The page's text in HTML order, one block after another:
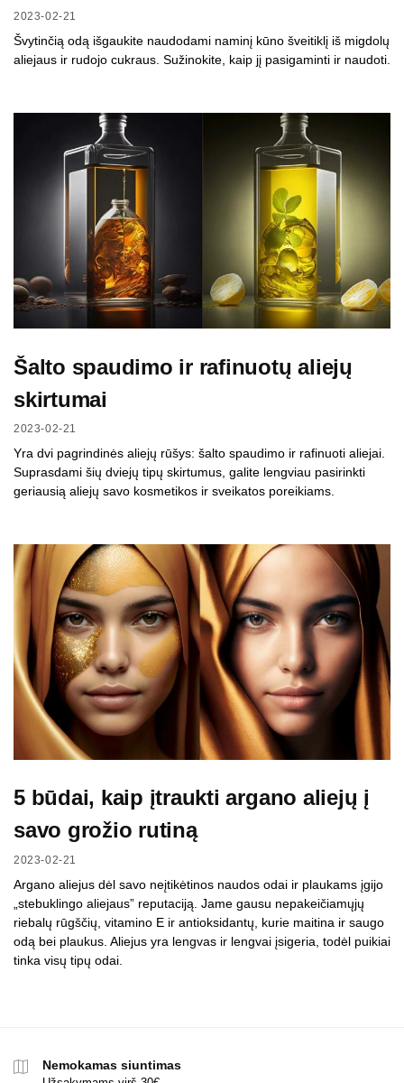
2023-02-21
Švytinčią odą išgaukite naudodami naminį kūno šveitiklį iš migdolų
aliejaus ir rudojo cukraus. Sužinokite, kaip jį pasigaminti ir naudoti.
Šalto spaudimo ir rafinuotų aliejų
skirtumai
2023-02-21
Yra dvi pagrindinės aliejų rūšys: šalto spaudimo ir rafinuoti aliejai.
Suprasdami šių dviejų tipų skirtumus, galite lengviau pasirinkti
geriausią aliejų savo kosmetikos ir sveikatos poreikiams.
5 būdai, kaip įtraukti argano aliejų į
savo grožio rutiną
2023-02-21
Argano aliejus dėl savo neįtikėtinos naudos odai ir plaukams įgijo
„stebuklingo aliejaus” reputaciją. Jame gausu nepakeičiamųjų
riebalų rūgščių, vitamino E ir antioksidantų, kurie maitina ir saugo
odą bei plaukus. Aliejus yra lengvas ir lengvai įsigeria, todėl puikiai
tinka visų tipų odai.
Nemokamas siuntimas